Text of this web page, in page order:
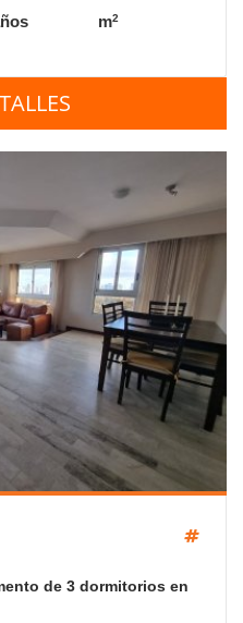
m2
de 3 dormitorios en